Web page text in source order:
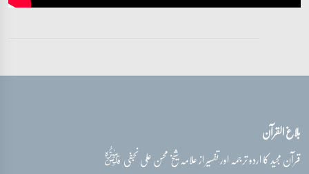
بلاغ القرآن
قرآن مجید کا اردو ترجمہ اور تفسیر از علامہ شیخ محسن علی نجفیقدس‌سره